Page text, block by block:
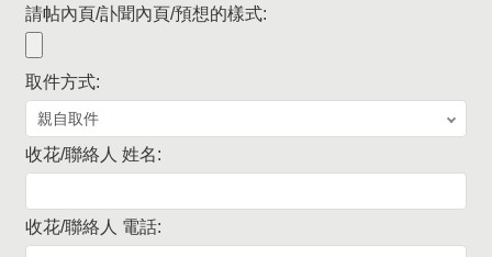
請帖內頁/訃聞內頁/預想的樣式:
取件方式:
收花/聯絡人 姓名:
收花/聯絡人 電話: